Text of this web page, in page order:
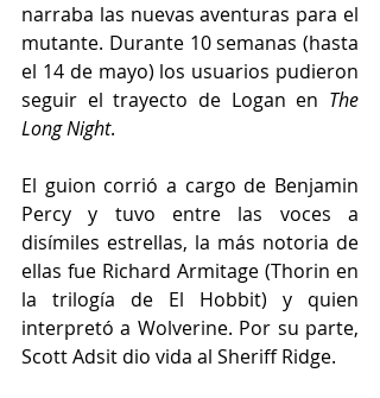
narraba las nuevas aventuras para el
mutante. Durante 10 semanas (hasta
el 14 de mayo) los usuarios pudieron
seguir el trayecto de Logan en The
Long Night.
El guion corrió a cargo de Benjamin
Percy y tuvo entre las voces a
disímiles estrellas, la más notoria de
ellas fue Richard Armitage (Thorin en
la trilogía de El Hobbit) y quien
interpretó a Wolverine. Por su parte,
Scott Adsit dio vida al Sheriff Ridge.